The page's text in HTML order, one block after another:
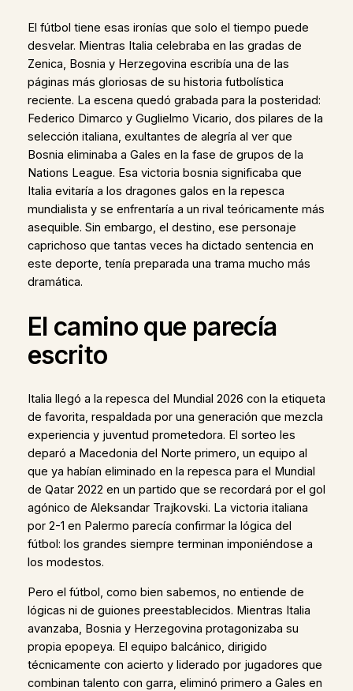
El fútbol tiene esas ironías que solo el tiempo puede
desvelar. Mientras Italia celebraba en las gradas de
Zenica, Bosnia y Herzegovina escribía una de las
páginas más gloriosas de su historia futbolística
reciente. La escena quedó grabada para la posteridad:
Federico Dimarco y Guglielmo Vicario, dos pilares de la
selección italiana, exultantes de alegría al ver que
Bosnia eliminaba a Gales en la fase de grupos de la
Nations League. Esa victoria bosnia significaba que
Italia evitaría a los dragones galos en la repesca
mundialista y se enfrentaría a un rival teóricamente más
asequible. Sin embargo, el destino, ese personaje
caprichoso que tantas veces ha dictado sentencia en
este deporte, tenía preparada una trama mucho más
dramática.
El camino que parecía
escrito
Italia llegó a la repesca del Mundial 2026 con la etiqueta
de favorita, respaldada por una generación que mezcla
experiencia y juventud prometedora. El sorteo les
deparó a Macedonia del Norte primero, un equipo al
que ya habían eliminado en la repesca para el Mundial
de Qatar 2022 en un partido que se recordará por el gol
agónico de Aleksandar Trajkovski. La victoria italiana
por 2-1 en Palermo parecía confirmar la lógica del
fútbol: los grandes siempre terminan imponiéndose a
los modestos.
Pero el fútbol, como bien sabemos, no entiende de
lógicas ni de guiones preestablecidos. Mientras Italia
avanzaba, Bosnia y Herzegovina protagonizaba su
propia epopeya. El equipo balcánico, dirigido
técnicamente con acierto y liderado por jugadores que
combinan talento con garra, eliminó primero a Gales en